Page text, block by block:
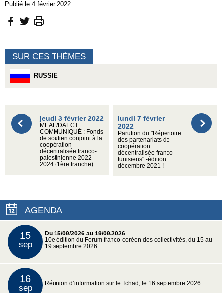
Publié le 4 février 2022
SUR CES THÈMES
RUSSIE
jeudi 3 février 2022
MEAE/DAECT :
COMMUNIQUÉ : Fonds
de soutien conjoint à la
coopération
décentralisée franco-
palestinienne 2022-
2024 (1ère tranche)
lundi 7 février
2022
Parution du "Répertoire
des partenariats de
coopération
décentralisée franco-
tunisiens" -édition
décembre 2021 !
AGENDA
15
sep
Du 15/09/2026 au 19/09/2026
10e édition du Forum franco-coréen des collectivités, du 15 au
19 septembre 2026
16
sep Réunion d’information sur le Tchad, le 16 septembre 2026